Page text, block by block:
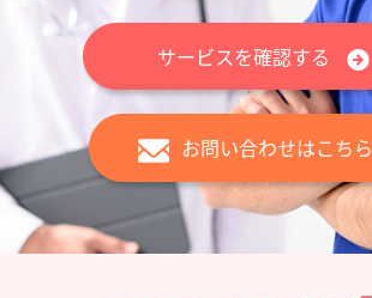
サービスを確認する
お問い合わせはこちら